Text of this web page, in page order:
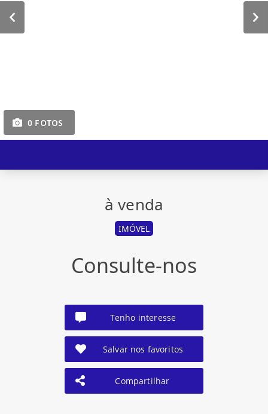
0 FOTOS
à venda
IMÓVEL
Consulte-nos
Tenho interesse
Salvar nos favoritos
Compartilhar